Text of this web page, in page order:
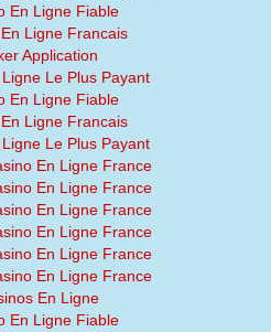
En Ligne Fiable
Ligne Francais
Application
Le Plus Payant
En Ligne Fiable
Ligne Francais
Le Plus Payant
En Ligne France
En Ligne France
En Ligne France
En Ligne France
En Ligne France
En Ligne France
En Ligne
En Ligne Fiable